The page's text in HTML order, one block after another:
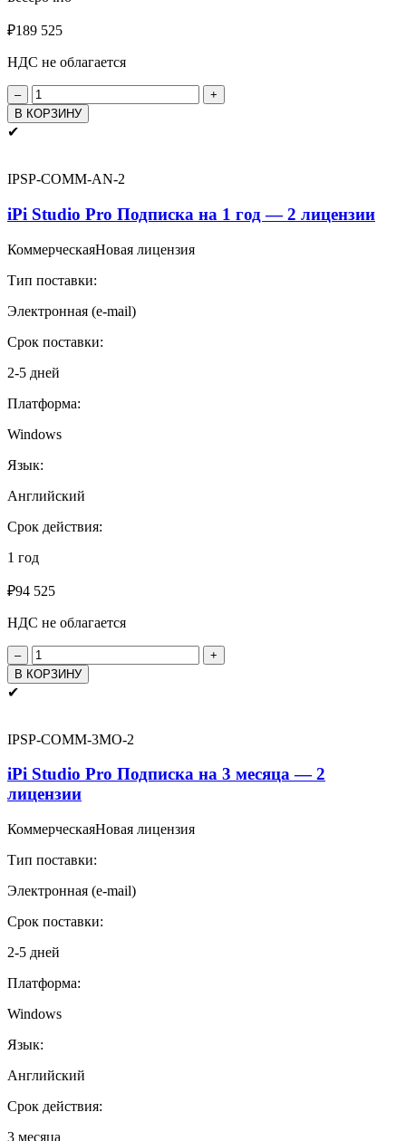
₽189 525
НДС не облагается
Количество
товара
iPi
Бессрочно
2
года
поддержки
обновлений)
2
лицензии
В КОРЗИНУ
✔
IPSP-COMM-AN-2
iPi Studio Pro Подписка на 1 год — 2 лицензии
КоммерческаяНовая лицензия
Тип поставки:
Электронная (e-mail)
Срок поставки:
2-5 дней
Платформа:
Windows
Язык:
Английский
Срок действия:
1 год
₽94 525
НДС не облагается
Количество
товара
iPi
Подписка
1
год
-
лицензии
В КОРЗИНУ
✔
IPSP-COMM-3MO-2
iPi Studio Pro Подписка на 3 месяца — 2
лицензии
КоммерческаяНовая лицензия
Тип поставки:
Электронная (e-mail)
Срок поставки:
2-5 дней
Платформа:
Windows
Язык:
Английский
Срок действия:
3 месяца